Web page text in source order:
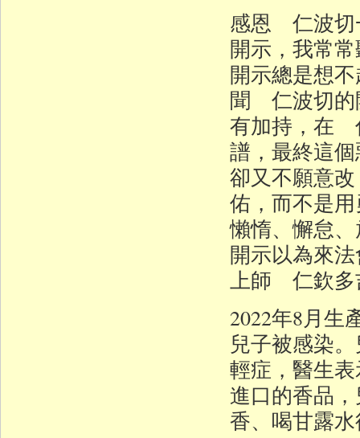
感恩 仁波切
開示，我常
開示總是想
聞 仁波切的
有加持，在
譜，最終這
卻又不願意
佑，而不是
懶惰、懈怠
開示以為來
上師 仁欽多
2022年8月生
兒子被感染
輕症，醫生
進口的香品
香、喝甘露